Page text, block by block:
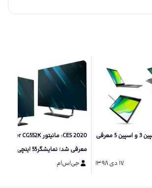
CES 2020: ایسر اسپین 3 و اسپین 5 معرفی
۱۷ دی ۱۳۹۸
رزولوشن 4K
جی‌اس‌ام